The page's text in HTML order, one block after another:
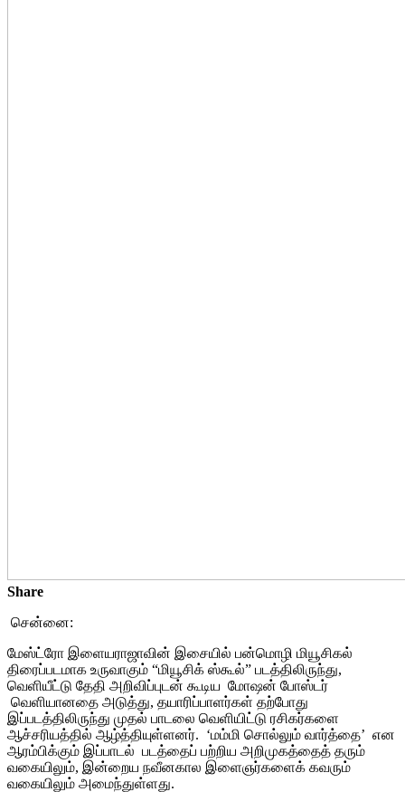
Share
சென்னை:
மேஸ்ட்ரோ இளையராஜாவின் இசையில் பன்மொழி மியூசிகல்
திரைப்படமாக உருவாகும் “மியூசிக் ஸ்கூல்” படத்திலிருந்து,
வெளியீட்டு தேதி அறிவிப்புடன் கூடிய மோஷன் போஸ்டர்
வெளியானதை அடுத்து, தயாரிப்பாளர்கள் தற்போது
இப்படத்திலிருந்து முதல் பாடலை வெளியிட்டு ரசிகர்களை
ஆச்சரியத்தில் ஆழ்த்தியுள்ளனர். ‘மம்மி சொல்லும் வார்த்தை’ என
ஆரம்பிக்கும் இப்பாடல் படத்தைப் பற்றிய அறிமுகத்தைத் தரும்
வகையிலும், இன்றைய நவீனகால இளைஞர்களைக் கவரும்
வகையிலும் அமைந்துள்ளது.